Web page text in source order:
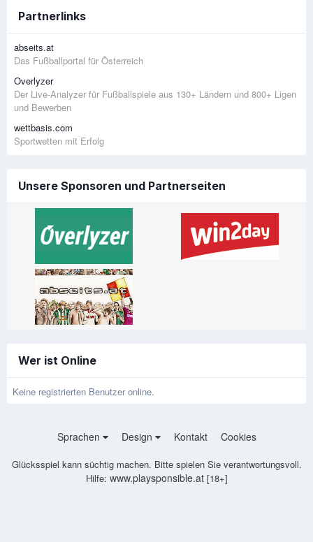
Partnerlinks
abseits.at
Das Fußballportal für Österreich
Overlyzer
Der Live-Analyzer für Fußballspiele aus 130+ Ländern und 800+ Ligen
und Bewerben
wettbasis.com
Sportwetten mit Erfolg
Unsere Sponsoren und Partnerseiten
Wer ist Online
Keine registrierten Benutzer online.
Sprachen Design Kontakt Cookies
Glücksspiel kann süchtig machen. Bitte spielen Sie verantwortungsvoll.
Hilfe: www.playsponsible.at[18+]